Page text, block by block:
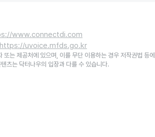
www.connectdi.com
https://uvoice.mfds.go.kr
또는 제공처에 있으며, 이를 무단 이용하는 경우 저작권법 등
츠는 닥터나우의 입장과 다를 수 있습니다.